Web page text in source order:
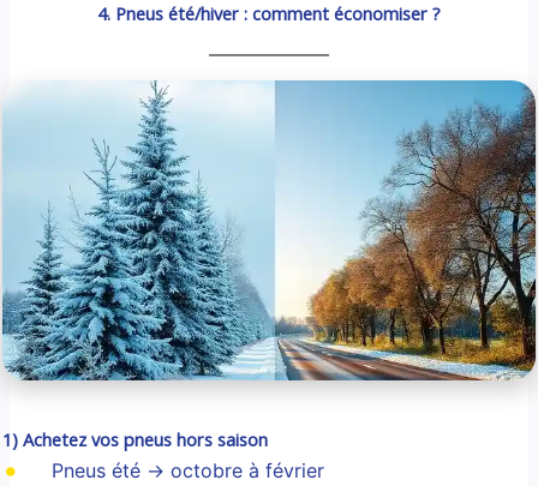
4. Pneus été/hiver : comment économiser ?
1) Achetez vos pneus hors saison
Pneus été → octobre à février